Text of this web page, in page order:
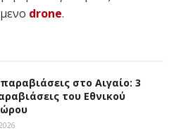
drone.
στο Αιγαίο: 3
του Εθνικού